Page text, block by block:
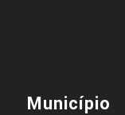
Município